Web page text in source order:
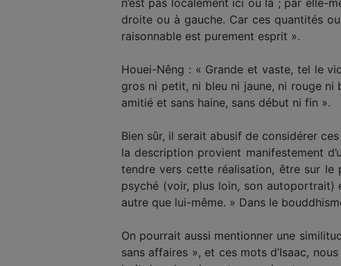
droite ou à gauche. Car ces quantités
raisonnable est purement esprit ».
Houei-Nêng : « Grande et vaste, tel le
gros ni petit, ni bleu ni jaune, ni rouge ni
amitié et sans haine, sans début ni fin ».
Bien sûr, il serait abusif de considérer
la description provient manifestement
tendre vers cette réalisation, être sur le
psyché (voir, plus loin, son autoportrait)
autre que lui-même. » Dans le
On pourrait aussi mentionner une
sans affaires », et ces mots d’Isaac,